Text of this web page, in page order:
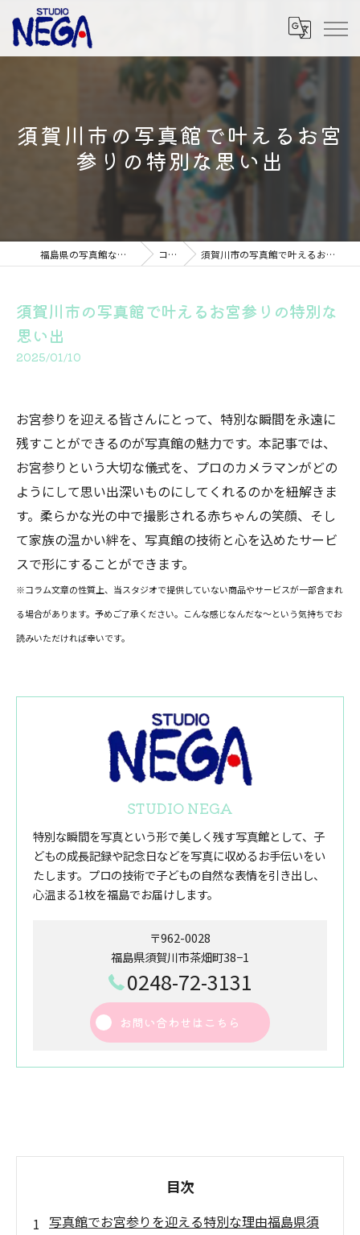
須賀川市の写真館で叶えるお宮
参りの特別な思い出
福島県の写真館ならSTUDIO NEGA コラム 須賀川市の写真館で叶えるお宮参りの特別な思い出
須賀川市の写真館で叶えるお宮参りの特別な
思い出
2025/01/10
お宮参りを迎える皆さんにとって、特別な瞬間を永遠に
残すことができるのが写真館の魅力です。本記事では、
お宮参りという大切な儀式を、プロのカメラマンがどの
ようにして思い出深いものにしてくれるのかを紐解きま
す。柔らかな光の中で撮影される赤ちゃんの笑顔、そし
て家族の温かい絆を、写真館の技術と心を込めたサービ
スで形にすることができます。
※コラム文章の性質上、当スタジオで提供していない商品やサービスが一部含まれ
る場合があります。予めご了承ください。こんな感じなんだな～という気持ちでお
読みいただければ幸いです。
STUDIO NEGA
特別な瞬間を写真という形で美しく残す写真館として、子
どもの成長記録や記念日などを写真に収めるお手伝いをい
たします。プロの技術で子どもの自然な表情を引き出し、
心温まる1枚を福島でお届けします。
〒962-0028
福島県須賀川市茶畑町38−1
0248-72-3131
お問い合わせはこちら
目次
写真館でお宮参りを迎える特別な理由福島県須